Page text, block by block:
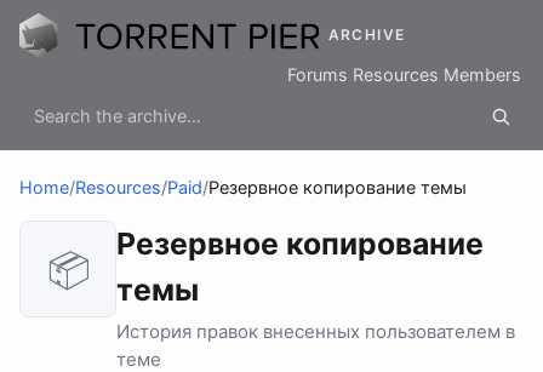
ARCHIVE
Forums Resources Members
Home/Resources/Paid/Резервное копирование темы
📦
Резервное копирование
темы
История правок внесенных пользователем в
теме